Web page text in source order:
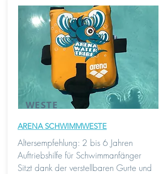
WESTE
ARENA SCHWIMMWESTE
Altersempfehlung: 2 bis 6 Jahren
Auftriebshilfe für Schwimmanfänger
Sitzt dank der verstellbaren Gurte und